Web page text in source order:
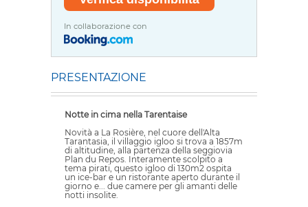
In collaborazione con
PRESENTAZIONE
Notte in cima nella Tarentaise
Novità a La Rosière, nel cuore dell'Alta
Tarantasia, il villaggio igloo si trova a 1857m
di altitudine, alla partenza della seggiovia
Plan du Repos. Interamente scolpito a
tema pirati, questo igloo di 130m2 ospita
un ice-bar e un ristorante aperto durante il
giorno e... due camere per gli amanti delle
notti insolite.